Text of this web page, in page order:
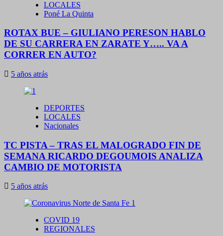
LOCALES
Poné La Quinta
ROTAX BUE – GIULIANO PERESON HABLO
DE SU CARRERA EN ZARATE Y….. VA A
CORRER EN AUTO?
5 años atrás
DEPORTES
LOCALES
Nacionales
TC PISTA – TRAS EL MALOGRADO FIN DE
SEMANA RICARDO DEGOUMOIS ANALIZA
CAMBIO DE MOTORISTA
5 años atrás
COVID 19
REGIONALES